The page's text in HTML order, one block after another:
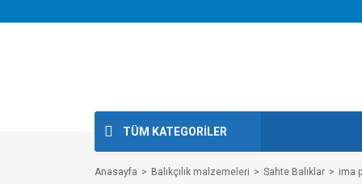
TÜM KATEGORİLER
Anasayfa Balıkçılık malzemeleri Sahte Balıklar ima